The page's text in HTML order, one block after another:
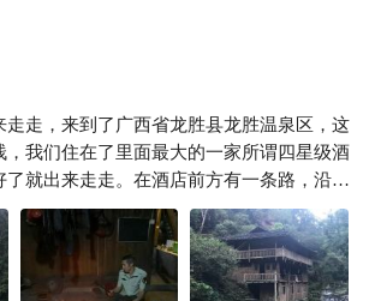
谁懂啊？桂林冬日顶流 华南第
一泉+森林氧吧
走走，来到了广西省龙胜县龙胜温泉区，这
，我们住在了里面最大的一家所谓四星级酒
了就出来走走。在酒店前方有一条路，沿着
一番景象，简直就是一个世外桃园。从这条
沿途有几家客栈、农家菜餐厅的，感觉没有
旧得老掉牙的风雨桥，还是年久失修、残旧
下的溪水哗啦啦地流淌着，使我们有一种好